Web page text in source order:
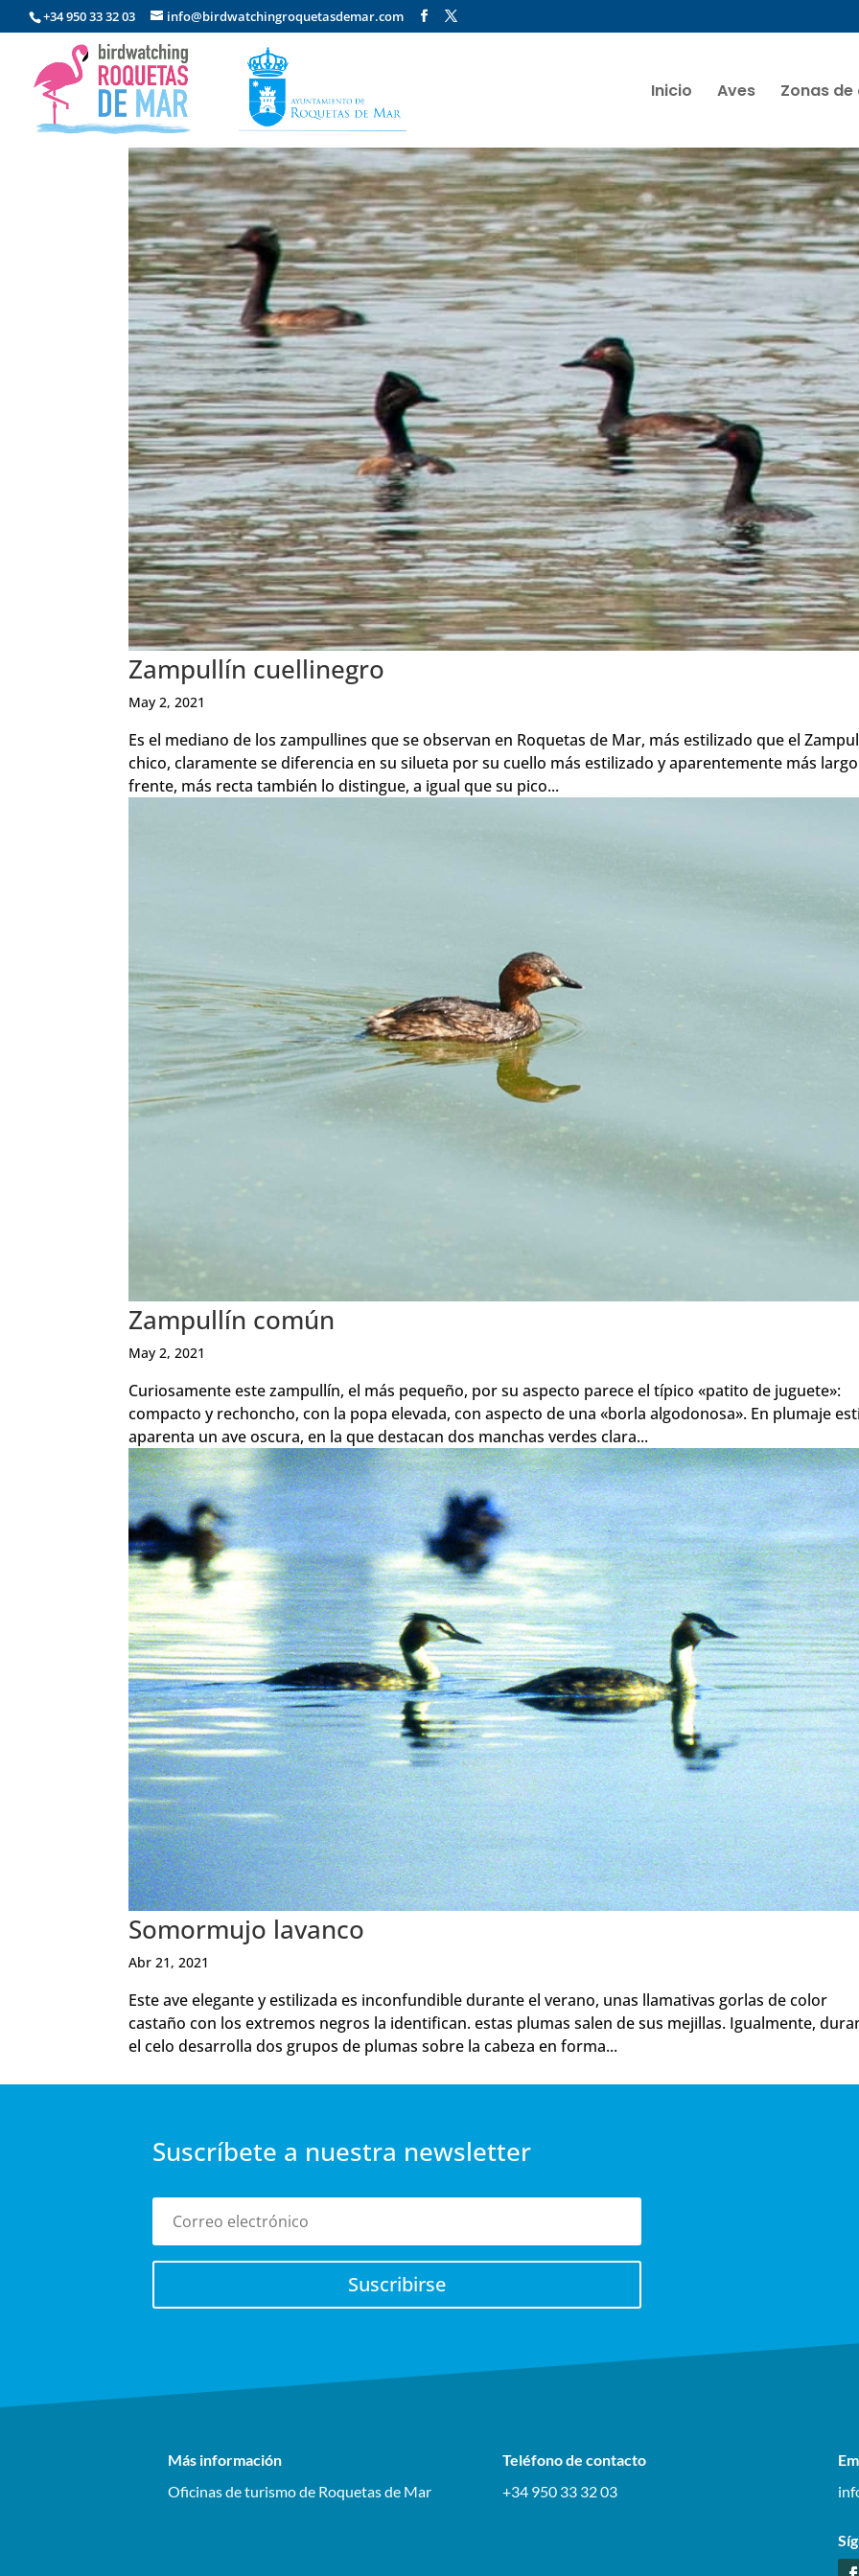
+34 950 33 32 03 info@birdwatchingroquetasdemar.com
Inicio Aves Zonas
Zampullín cuellinegro
May 2, 2021
Es el mediano de los zampullines que se observan en Roquetas de Mar, más estilizado que el
chico, claramente se diferencia en su silueta por su cuello más estilizado y aparentemente más
frente, más recta también lo distingue, a igual que su pico...
Zampullín común
May 2, 2021
Curiosamente este zampullín, el más pequeño, por su aspecto parece el típico «patito de juguete»:
compacto y rechoncho, con la popa elevada, con aspecto de una «borla algodonosa». En plumaje
aparenta un ave oscura, en la que destacan dos manchas verdes clara...
Somormujo lavanco
Abr 21, 2021
Este ave elegante y estilizada es inconfundible durante el verano, unas llamativas gorlas de color
castaño con los extremos negros la identifican. estas plumas salen de sus mejillas. Igualmente,
el celo desarrolla dos grupos de plumas sobre la cabeza en forma...
Suscríbete a nuestra newsletter
Suscribirse
Más información
Oficinas de turismo de Roquetas de Mar
Teléfono de contacto
+34 950 33 32 03